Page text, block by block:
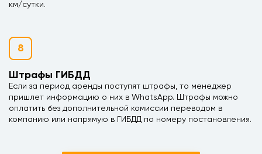
км/сутки.
8
Штрафы ГИБДД
Если за период аренды поступят штрафы, то менеджер
пришлет информацию о них в WhatsApp. Штрафы можно
оплатить без дополнительной комиссии переводом в
компанию или напрямую в ГИБДД по номеру постановления.